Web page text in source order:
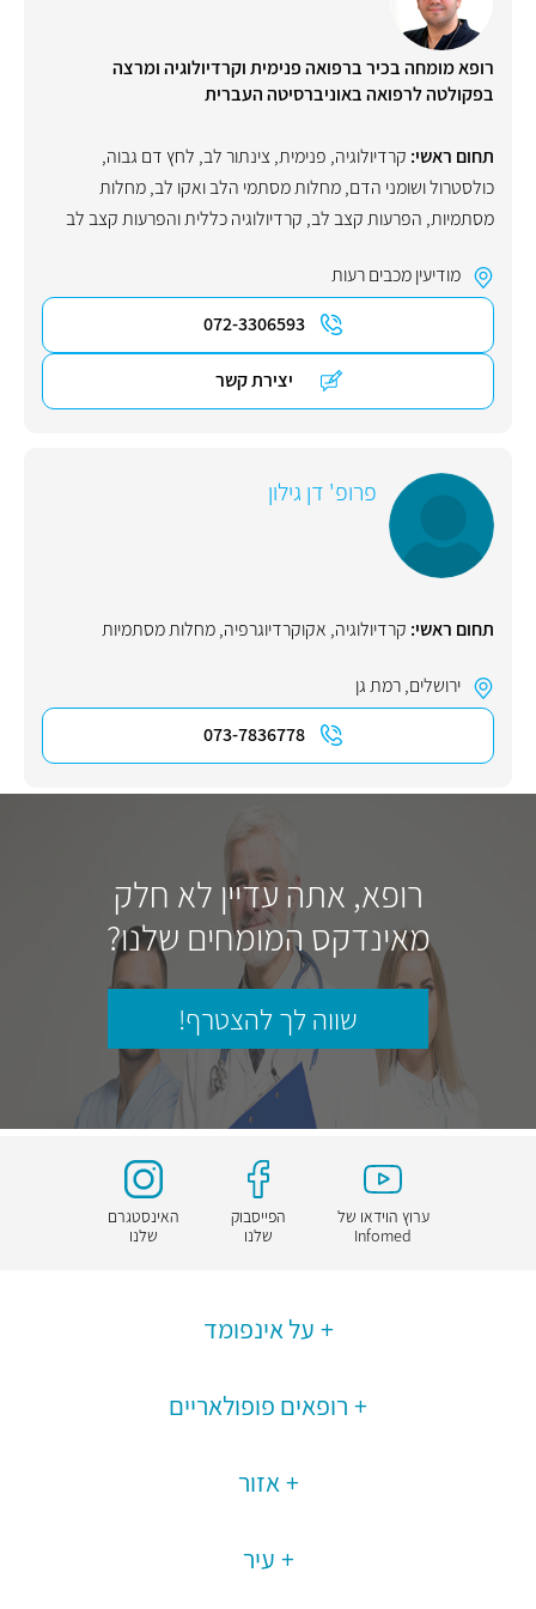
רופא מומחה בכיר ברפואה פנימית וקרדיולוגיה ומרצה
בפקולטה לרפואה באוניברסיטה העברית
תחום ראשי: קרדיולוגיה, פנימית, צינתור לב, לחץ דם גבוה,
כולסטרול ושומני הדם,מחלות מסתמי הלב ואקו לב,מחלות
מסתמיות, הפרעות קצב לב, קרדיולוגיה כללית והפרעות קצב לב
מודיעין מכבים רעות
072-3306593
יצירת קשר
פרופ' דן גילון
תחום ראשי: קרדיולוגיה, אקוקרדיוגרפיה,מחלות מסתמיות
ירושלים,רמת גן
073-7836778
רופא, אתה עדיין לא חלק
מאינדקס המומחים שלנו?
שווה לך להצטרף!
ערוץ הוידאו של
Infomed
הפייסבוק
שלנו
האינסטגרם
שלנו
על אינפומד
רופאים פופולאריים
אזור
עיר